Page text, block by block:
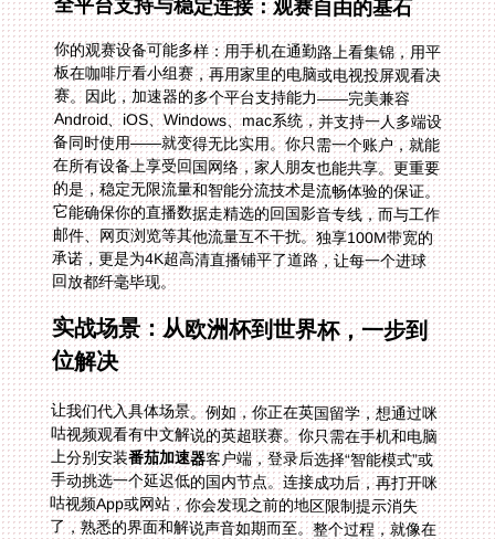
全平台支持与稳定连接：观赛自由的基石
你的观赛设备可能多样：用手机在通勤路上看集锦，用平
板在咖啡厅看小组赛，再用家里的电脑或电视投屏观看决
赛。因此，加速器的多个平台支持能力——完美兼容
Android、iOS、Windows、mac系统，并支持一人多端设
备同时使用——就变得无比实用。你只需一个账户，就能
在所有设备上享受回国网络，家人朋友也能共享。更重要
的是，稳定无限流量和智能分流技术是流畅体验的保证。
它能确保你的直播数据走精选的回国影音专线，而与工作
邮件、网页浏览等其他流量互不干扰。独享100M带宽的
承诺，更是为4K超高清直播铺平了道路，让每一个进球
回放都纤毫毕现。
实战场景：从欧洲杯到世界杯，一步到
位解决
让我们代入具体场景。例如，你正在英国留学，想通过咪
咕视频观看有中文解说的英超联赛。你只需在手机和电脑
上分别安装番茄加速器客户端，登录后选择“智能模式”或
手动挑选一个延迟低的国内节点。连接成功后，再打开咪
咕视频App或网站，你会发现之前的地区限制提示消失
了，熟悉的界面和解说声音如期而至。整个过程，就像在